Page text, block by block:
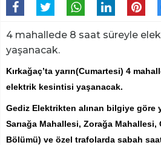
4 mahallede 8 saat süreyle
yaşanacak.
Kırkağaç’ta yarın(Cumartesi) 4
elektrik kesintisi yaşanacak.
Gediz Elektrikten alınan bilgiye göre
Sarıağa Mahallesi, Zorağa
Bölümü) ve özel trafolarda sabah